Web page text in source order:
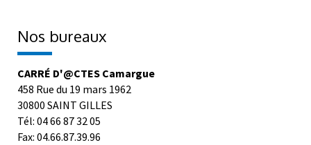
Nos bureaux
CARRÉ D'@CTES Camargue
458 Rue du 19 mars 1962
30800 SAINT GILLES
Tél: 04 66 87 32 05
Fax: 04.66.87.39.96